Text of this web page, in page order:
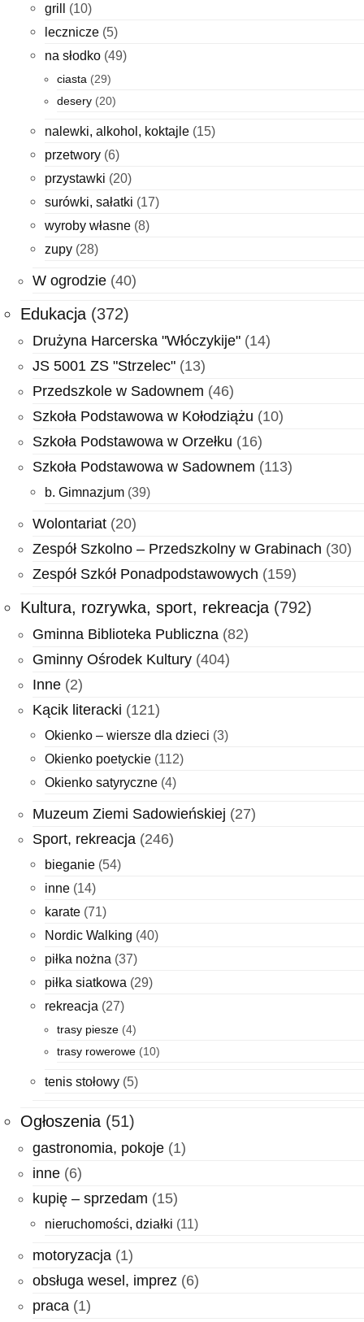
grill (10)
lecznicze (5)
na słodko (49)
ciasta (29)
desery (20)
nalewki, alkohol, koktajle (15)
przetwory (6)
przystawki (20)
surówki, sałatki (17)
wyroby własne (8)
zupy (28)
W ogrodzie (40)
Edukacja (372)
Drużyna Harcerska "Włóczykije" (14)
JS 5001 ZS "Strzelec" (13)
Przedszkole w Sadownem (46)
Szkoła Podstawowa w Kołodziążu (10)
Szkoła Podstawowa w Orzełku (16)
Szkoła Podstawowa w Sadownem (113)
b. Gimnazjum (39)
Wolontariat (20)
Zespół Szkolno – Przedszkolny w Grabinach (30)
Zespół Szkół Ponadpodstawowych (159)
Kultura, rozrywka, sport, rekreacja (792)
Gminna Biblioteka Publiczna (82)
Gminny Ośrodek Kultury (404)
Inne (2)
Kącik literacki (121)
Okienko – wiersze dla dzieci (3)
Okienko poetyckie (112)
Okienko satyryczne (4)
Muzeum Ziemi Sadowieńskiej (27)
Sport, rekreacja (246)
bieganie (54)
inne (14)
karate (71)
Nordic Walking (40)
piłka nożna (37)
piłka siatkowa (29)
rekreacja (27)
trasy piesze (4)
trasy rowerowe (10)
tenis stołowy (5)
Ogłoszenia (51)
gastronomia, pokoje (1)
inne (6)
kupię – sprzedam (15)
nieruchomości, działki (11)
motoryzacja (1)
obsługa wesel, imprez (6)
praca (1)